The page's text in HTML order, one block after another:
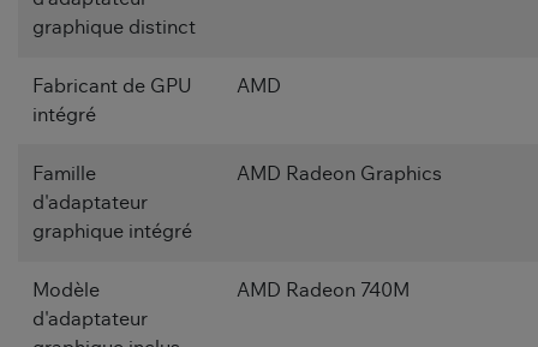
graphique distinct
Fabricant de GPU
intégré
AMD
Famille
d'adaptateur
graphique intégré
AMD Radeon Graphics
Modèle
d'adaptateur
AMD Radeon 740M